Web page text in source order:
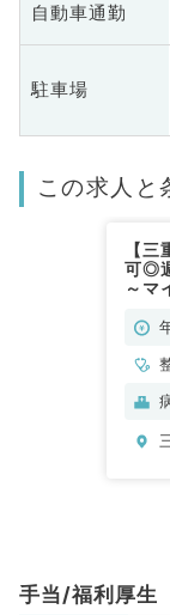
自動車通勤
駐車場
この求人と
【
可◎
～マ
手当/福利厚生